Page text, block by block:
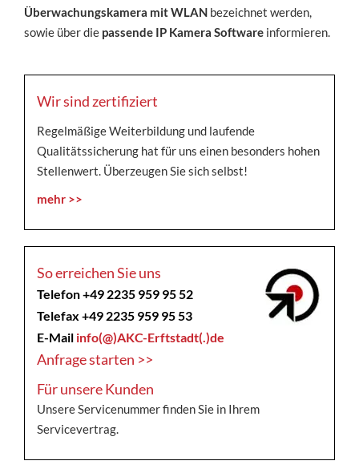
Überwachungskamera mit WLAN bezeichnet werden,
sowie über die passende IP Kamera Software informieren.
Wir sind zertifiziert
Regelmäßige Weiterbildung und laufende
Qualitätssicherung hat für uns einen besonders hohen
Stellenwert. Überzeugen Sie sich selbst!
mehr >>
So erreichen Sie uns
Telefon +49 2235 959 95 52
Telefax +49 2235 959 95 53
E-Mail info(@)AKC-Erftstadt(.)de
Anfrage starten >>
Für unsere Kunden
Unsere Servicenummer finden Sie in Ihrem
Servicevertrag.